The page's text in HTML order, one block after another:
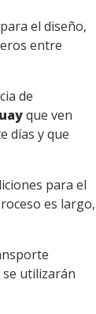
el diseño,
entre
de
que ven
días y que
para el
es largo,
utilizarán